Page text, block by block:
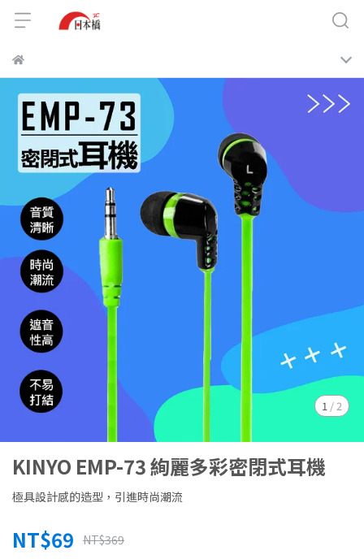
1 / 2
KINYO EMP-73 絢麗多彩密閉式耳機
極具設計感的造型，引進時尚潮流
NT$69 NT$369